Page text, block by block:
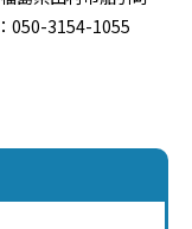
3154-1055